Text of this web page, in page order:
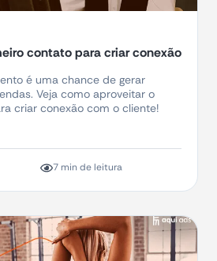
contato para criar conexão
é uma chance de gerar
Veja como aproveitar o
criar conexão com o cliente!
7 min de leitura